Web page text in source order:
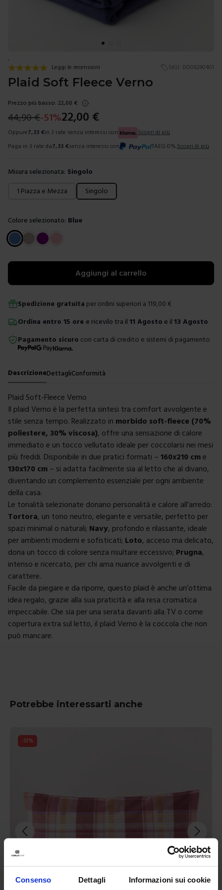
Consenso Dettagli Informazioni sui cookie
.
Leggi le recensioni SKU: DD06290401
Plaid Soft Fleece Verno
Prezzo più basso: 22,00 €
44,90€-51%22,00 €
Oppure7,33 €in 3 rate senza interessi con
Scopri di più
Paga in 3 rate da7,33 €senza interessi con TAEG 0%. Scopri di più
Misura selezionata: Singolo
Scegli una misura
1 Piazza e Mezza Singolo
Colore selezionato: Blue
Scegli un colore
Aggiungi al carrello
Spedizione gratuita per ordini superiori a 119,00 €
Ordina entro 15 ore e ricevilo tra il 11 Agosto e il 13 Agosto
Pagamento sicuro con carta di credito e sistemi di pagamento
DescrizioneDettagliConformità
Plaid Soft-Fleece Verno
Il plaid Verno è la perfetta sintesi tra comfort avvolgente e
stile senza tempo. Realizzato in morbido soft-fleece (70%
poliestere, 30% viscosa), offre una sensazione di calore
immediato e un tocco vellutato ideale per coccolarsi nei mesi
più freddi. Disponibile in due pratici formati – 160x210 cme
130x170 cm – si adatta facilmente sia al letto che al divano,
diventando un complemento essenziale per ogni ambiente
della casa.
Le tonalità selezionate donano personalità e calore all’arredo:
Tortora, un tono neutro, elegante e versatile, perfetto per
spazi minimal o naturali; Navy, profondo e rilassante, ideale
per ambienti moderni e sofisticati; Loto, acceso ma delicato,
dona un tocco di colore senza risultare eccessivo; Prugna,
intenso e ricercato, per chi ama nuance avvolgenti e di
carattere.
Facile da piegare e da riporre, questo plaid è anche un’ottima
idea regalo, grazie alla sua praticità e alla resa cromatica
impeccabile. Che sia per una serata davanti alla TV o come
copertura extra sul letto, il plaid Verno è la coccola che non
può mancare.
Potrebbe interessarti anche
-51%